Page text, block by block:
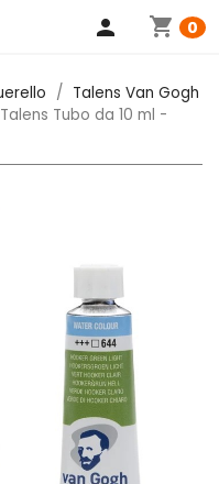
shopping_cart 0
person
Talens Van Gogh
Tubo da 10 ml -